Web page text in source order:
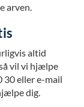
arven.
altid
vil vi hjælpe
30 eller e-mail
dig.